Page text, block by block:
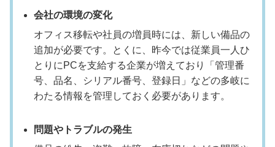
会社の環境の変化
オフィス移転や社員の増員時には、新しい備品の
追加が必要です。とくに、昨今では従業員一人ひ
とりにPCを支給する企業が増えており「管理番
号、品名、シリアル番号、登録日」などの多岐に
わたる情報を管理しておく必要があります。
問題やトラブルの発生